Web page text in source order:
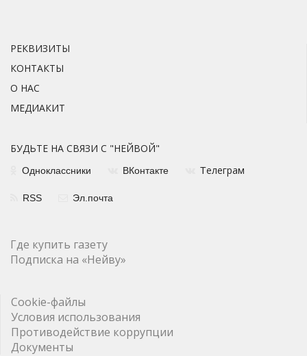
РЕКВИЗИТЫ
КОНТАКТЫ
О НАС
МЕДИАКИТ
БУДЬТЕ НА СВЯЗИ С "НЕЙВОЙ"
Одноклассники ВКонтакте Телеграм
RSS Эл.почта
Где купить газету
Подписка на «Нейву»
Cookie-файлы
Условия использования
Противодействие коррупции
Документы